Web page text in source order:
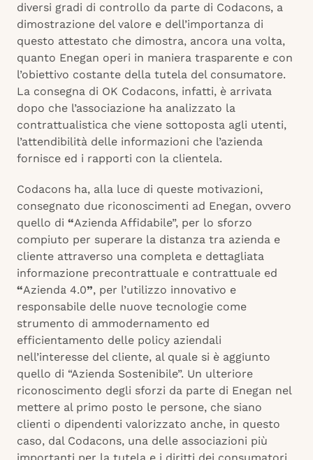
diversi gradi di controllo da parte di Codacons, a
dimostrazione del valore e dell’importanza di
questo attestato che dimostra, ancora una volta,
quanto Enegan operi in maniera trasparente e con
l’obiettivo costante della tutela del consumatore.
La consegna di OK Codacons, infatti, è arrivata
dopo che l’associazione ha analizzato la
contrattualistica che viene sottoposta agli utenti,
l’attendibilità delle informazioni che l’azienda
fornisce ed i rapporti con la clientela.
Codacons ha, alla luce di queste motivazioni,
consegnato due riconoscimenti ad Enegan, ovvero
quello di “Azienda Affidabile”, per lo sforzo
compiuto per superare la distanza tra azienda e
cliente attraverso una completa e dettagliata
informazione precontrattuale e contrattuale ed
“Azienda 4.0”, per l’utilizzo innovativo e
responsabile delle nuove tecnologie come
strumento di ammodernamento ed
efficientamento delle policy aziendali
nell’interesse del cliente, al quale si è aggiunto
quello di “Azienda Sostenibile”. Un ulteriore
riconoscimento degli sforzi da parte di Enegan nel
mettere al primo posto le persone, che siano
clienti o dipendenti valorizzato anche, in questo
caso, dal Codacons, una delle associazioni più